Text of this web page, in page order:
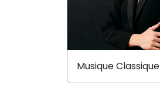
Musique Classique